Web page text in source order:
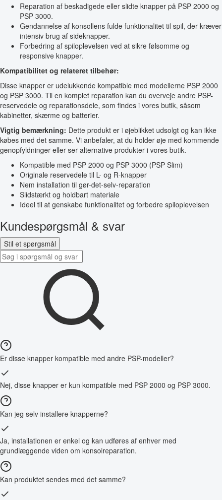
Reparation af beskadigede eller slidte knapper på PSP 2000 og
PSP 3000.
Gendannelse af konsollens fulde funktionalitet til spil, der kræver
intensiv brug af sideknapper.
Forbedring af spiloplevelsen ved at sikre følsomme og
responsive knapper.
Kompatibilitet og relateret tilbehør:
Disse knapper er udelukkende kompatible med modellerne PSP 2000
og PSP 3000. Til en komplet reparation kan du overveje andre PSP-
reservedele og reparationsdele, som findes i vores butik, såsom
kabinetter, skærme og batterier.
Vigtig bemærkning: Dette produkt er i øjeblikket udsolgt og kan ikke
købes med det samme. Vi anbefaler, at du holder øje med kommende
genopfyldninger eller ser alternative produkter i vores butik.
Kompatible med PSP 2000 og PSP 3000 (PSP Slim)
Originale reservedele til L- og R-knapper
Nem installation til gør-det-selv-reparation
Slidstærkt og holdbart materiale
Ideel til at genskabe funktionalitet og forbedre spiloplevelsen
Kundespørgsmål & svar
Stil et spørgsmål
Er disse knapper kompatible med andre PSP-modeller?
Nej, disse knapper er kun kompatible med PSP 2000 og PSP 3000.
Kan jeg selv installere knapperne?
Ja, installationen er enkel og kan udføres af enhver med
grundlæggende viden om konsolreparation.
Kan produktet sendes med det samme?